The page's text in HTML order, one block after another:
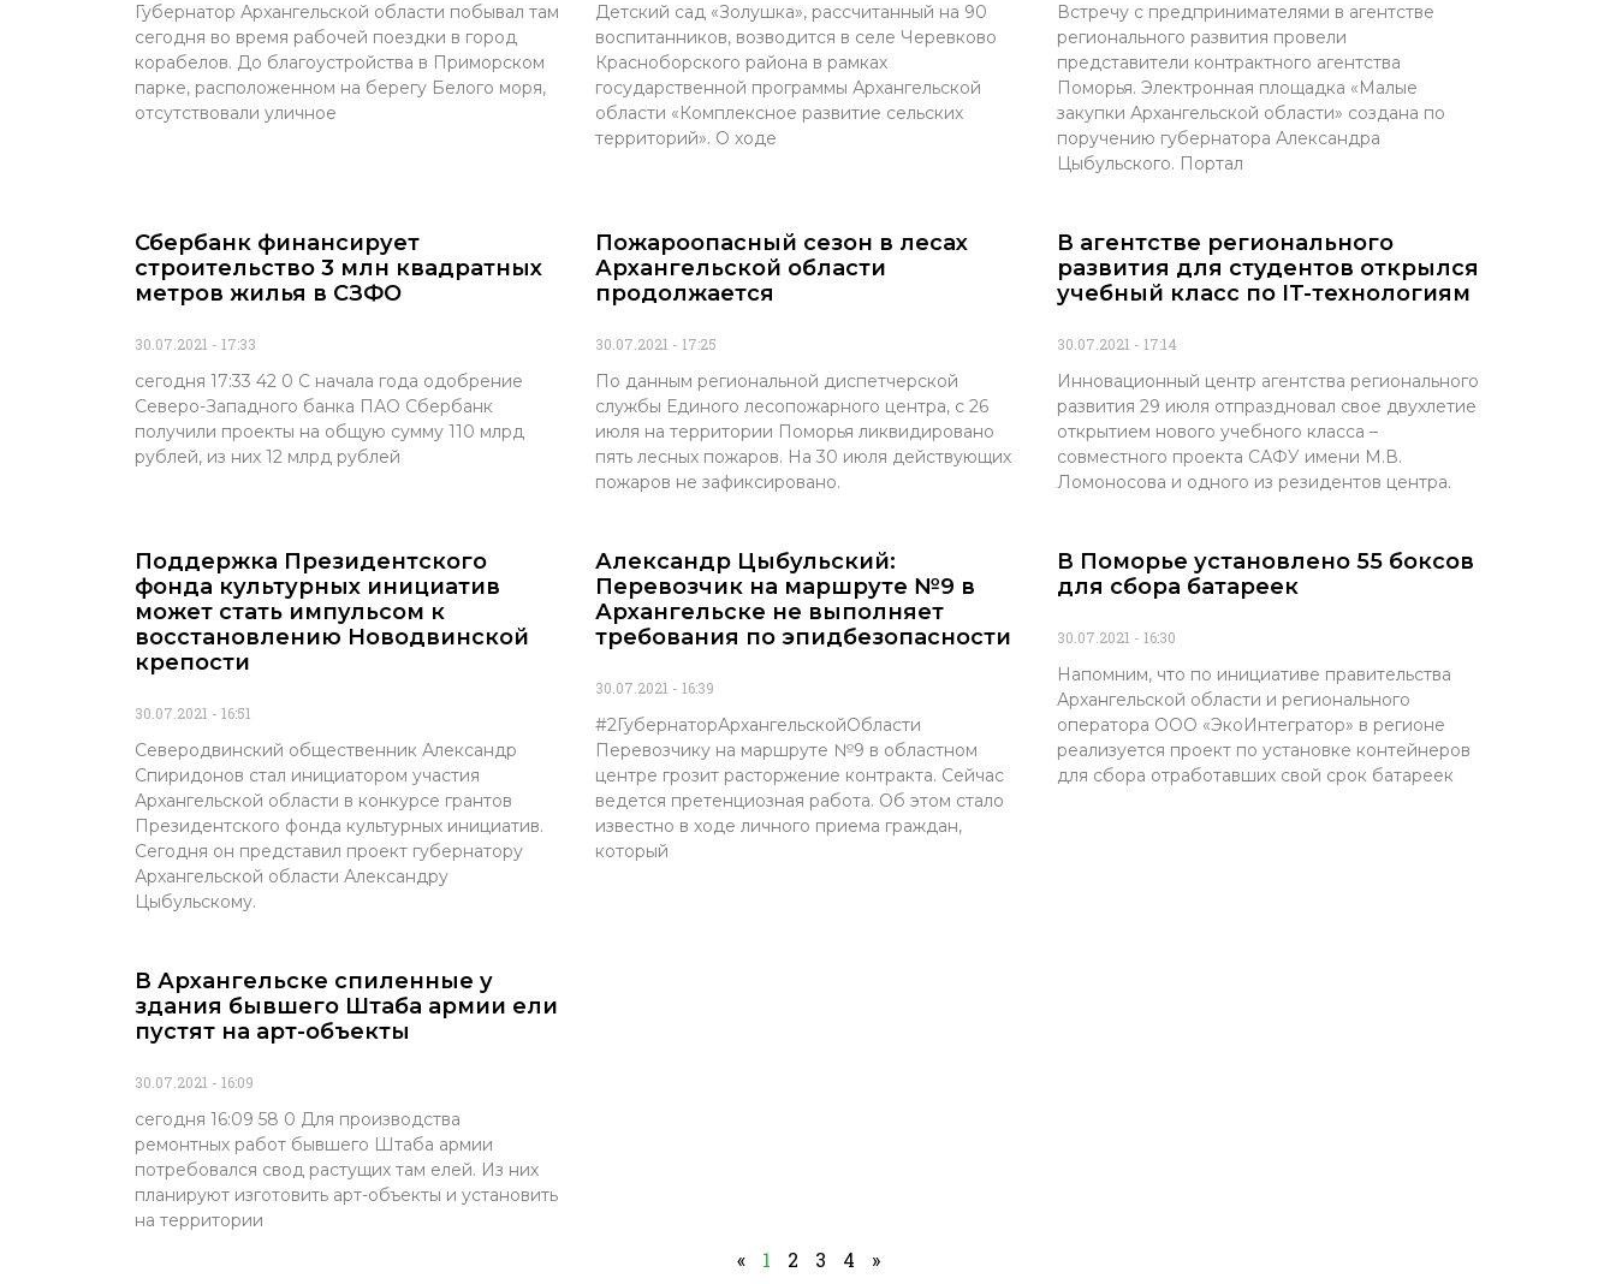
Губернатор Архангельской области побывал там
сегодня во время рабочей поездки в город
корабелов. До благоустройства в Приморском
парке, расположенном на берегу Белого моря,
отсутствовали уличное
Детский сад «Золушка», рассчитанный на 90
воспитанников, возводится в селе Черевково
Красноборского района в рамках
государственной программы Архангельской
области «Комплексное развитие сельских
территорий». О ходе
Встречу с предпринимателями в агентстве
регионального развития провели
представители контрактного агентства
Поморья. Электронная площадка «Малые
закупки Архангельской области» создана по
поручению губернатора Александра
Цыбульского. Портал
Сбербанк финансирует
строительство 3 млн квадратных
метров жилья в СЗФО
30.07.2021 17:33
сегодня 17:33 42 0 С начала года одобрение
Северо-Западного банка ПАО Сбербанк
получили проекты на общую сумму 110 млрд
рублей, из них 12 млрд рублей
Пожароопасный сезон в лесах
Архангельской области
продолжается
30.07.2021 17:25
По данным региональной диспетчерской
службы Единого лесопожарного центра, с 26
июля на территории Поморья ликвидировано
пять лесных пожаров. На 30 июля действующих
пожаров не зафиксировано.
В агентстве регионального
развития для студентов открылся
учебный класс по IT-технологиям
30.07.2021 17:14
Инновационный центр агентства регионального
развития 29 июля отпраздновал свое двухлетие
открытием нового учебного класса –
совместного проекта САФУ имени М.В.
Ломоносова и одного из резидентов центра.
Поддержка Президентского
фонда культурных инициатив
может стать импульсом к
восстановлению Новодвинской
крепости
30.07.2021 16:51
Северодвинский общественник Александр
Спиридонов стал инициатором участия
Архангельской области в конкурсе грантов
Президентского фонда культурных инициатив.
Сегодня он представил проект губернатору
Архангельской области Александру
Цыбульскому.
Александр Цыбульский:
Перевозчик на маршруте №9 в
Архангельске не выполняет
требования по эпидбезопасности
30.07.2021 16:39
#2ГубернаторАрхангельскойОбласти
Перевозчику на маршруте №9 в областном
центре грозит расторжение контракта. Сейчас
ведется претенциозная работа. Об этом стало
известно в ходе личного приема граждан,
который
В Поморье установлено 55 боксов
для сбора батареек
30.07.2021 16:30
Напомним, что по инициативе правительства
Архангельской области и регионального
оператора ООО «ЭкоИнтегратор» в регионе
реализуется проект по установке контейнеров
для сбора отработавших свой срок батареек
В Архангельске спиленные у
здания бывшего Штаба армии ели
пустят на арт-объекты
30.07.2021 16:09
сегодня 16:09 58 0 Для производства
ремонтных работ бывшего Штаба армии
потребовался свод растущих там елей. Из них
планируют изготовить арт-объекты и установить
на территории
« 1 2 3 4 »